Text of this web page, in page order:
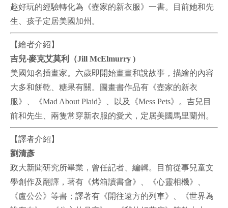
趣好玩的經驗轉化為《壺家的新衣服》一書。目前她和先
生、孩子定居美國加州。
【繪者介紹】
吉兒‧麥克艾莫利（Jill McElmurry )
美國知名插畫家。六歲即開始畫畫和說故事，描繪的內容
大多和餅乾、糖果有關。圖畫書作品有《壺家的新衣
服》、《Mad About Plaid》、以及《Mess Pets》。吉兒目
前和先生、兩隻常穿新衣服的愛犬，定居美國馬里蘭州。
【譯者介紹】
劉清彥
政大新聞研究所畢業，曾任記者、編輯。目前從事兒童文
學創作及翻譯， 著有《烤箱讀書會》、《心靈相機》、
《盧公公》等書；譯著有《開往遠方的列車》、《世界為